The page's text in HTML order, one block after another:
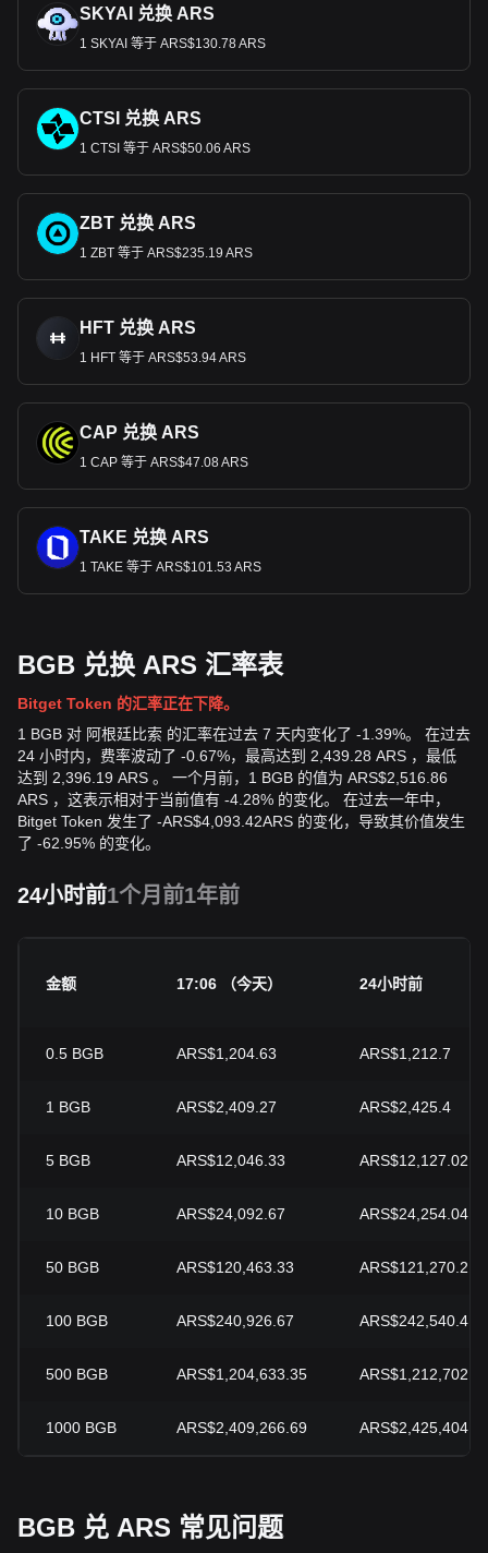
SKYAI 兑换 ARS
1 SKYAI 等于 ARS$130.78 ARS
CTSI 兑换 ARS
1 CTSI 等于 ARS$50.06 ARS
ZBT 兑换 ARS
1 ZBT 等于 ARS$235.19 ARS
HFT 兑换 ARS
1 HFT 等于 ARS$53.94 ARS
CAP 兑换 ARS
1 CAP 等于 ARS$47.08 ARS
TAKE 兑换 ARS
1 TAKE 等于 ARS$101.53 ARS
BGB 兑换 ARS 汇率表
Bitget Token 的汇率正在下降。
1 BGB 对 阿根廷比索 的汇率在过去 7 天内变化了 -1.39%。 在过去
24 小时内，费率波动了 -0.67%，最高达到 2,439.28 ARS ，最低
达到 2,396.19 ARS 。 一个月前，1 BGB 的值为 ARS$2,516.86
ARS ，这表示相对于当前值有 -4.28% 的变化。 在过去一年中，
Bitget Token 发生了 -ARS$4,093.42ARS 的变化，导致其价值发生
了 -62.95% 的变化。
24小时前1个月前1年前
金额 17:06 （今天） 24小时前
0.5 BGB ARS$1,204.63 ARS$1,212.7
1 BGB ARS$2,409.27 ARS$2,425.4
5 BGB ARS$12,046.33 ARS$12,127.02
10 BGB ARS$24,092.67 ARS$24,254.04
50 BGB ARS$120,463.33 ARS$121,270.2
100 BGB ARS$240,926.67 ARS$242,540.41
500 BGB ARS$1,204,633.35
1000 BGB ARS$2,409,266.69
BGB 兑 ARS 常见问题